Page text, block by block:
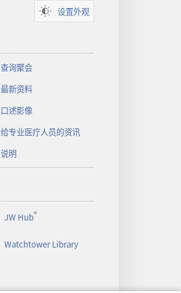
设置外观
查询聚会
最新资料
口述影像
给专业医疗人员的资讯
说明
JW Hub®
Watchtower Library